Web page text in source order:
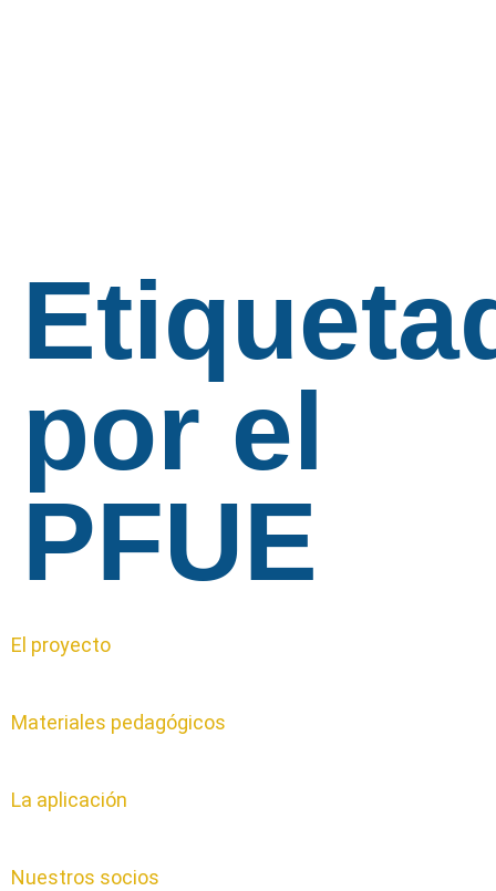
por el
PFUE
El proyecto
Materiales pedagógicos
La aplicación
Nuestros socios